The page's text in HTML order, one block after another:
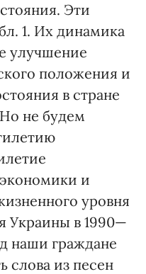
Эти
1. Их динамика
улучшение
положения и
в стране
не будем
и
уровня
Украины в 1990—
наши граждане
слова из песен